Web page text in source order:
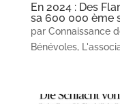
En 2024 : Des
sa 600 000 ème
par Connaissance
Bénévoles,